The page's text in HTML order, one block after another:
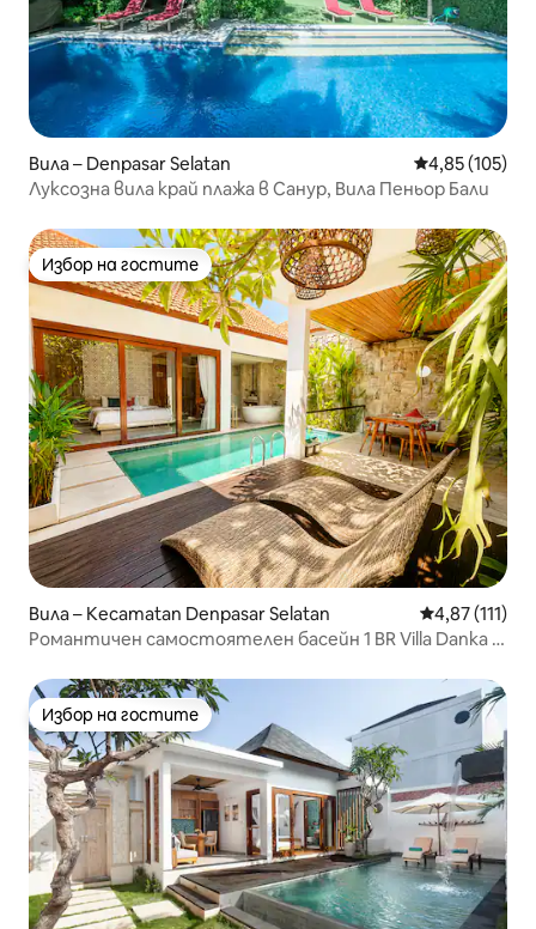
Вила – Denpasar Selatan Средна
4,85 (105)
Луксозна вила край плажа в Санур, Вила Пеньор Бали
Избор на гостите
Избор на гостите
Вила – Kecamatan Denpasar Selatan Средна
4,87 (111)
Романтичен самостоятелен басейн 1 BR Villa Danka -
Избор на гостите
Избор на гостите